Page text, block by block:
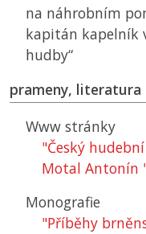
na náhrobním
kapitán kapelník
hudby“
prameny, literatura
Www stránky
"Český
Motal Antonín
Monografie
"Příběhy